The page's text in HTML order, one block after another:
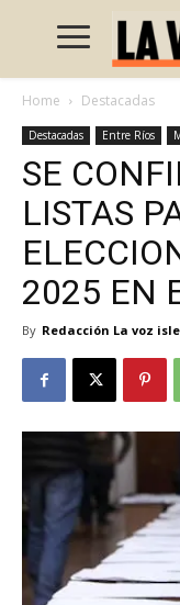
Home Destacadas
Destacadas Entre Ríos
SE
LISTAS
2025 EN
By Redacción La voz